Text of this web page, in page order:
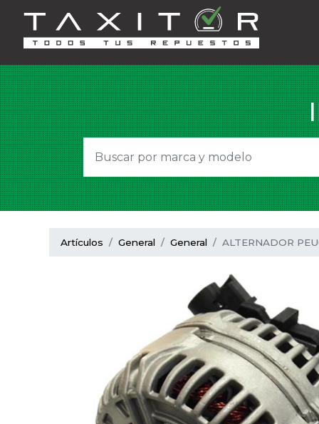
Artículos General General ALTERNADOR